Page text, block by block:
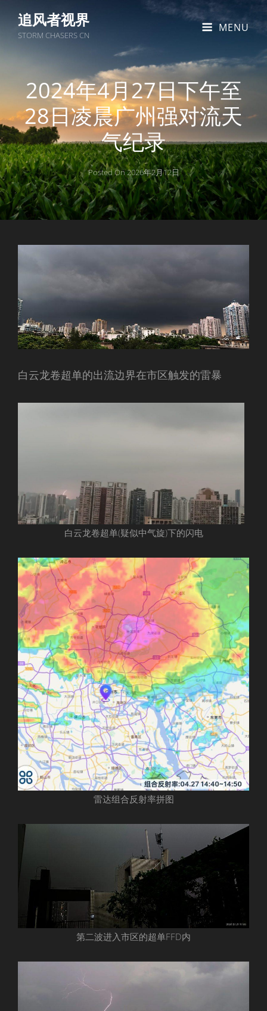
追风者视界
STORM CHASERS CN
MENU
2024年4月27日下午至
28日凌晨广州强对流天
气纪录
Posted On2026年2月12日
白云龙卷超单的出流边界在市区触发的雷暴
白云龙卷超单(疑似中气旋)下的闪电
雷达组合反射率拼图
第二波进入市区的超单FFD内